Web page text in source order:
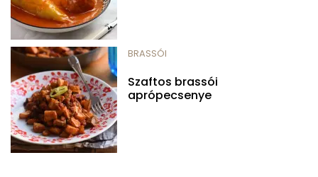
BRASSÓI
Szaftos brassói
aprópecsenye